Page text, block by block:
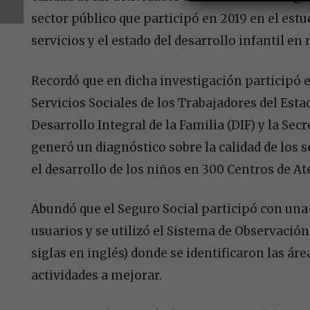
sector público que participó en 2019 en el
servicios y el estado del desarrollo infantil en
Recordó que en dicha investigación participó
Servicios Sociales de los Trabajadores del
Desarrollo Integral de la Familia (DIF) y la
generó un diagnóstico sobre la calidad de los
el desarrollo de los niños en 300 Centros de
Abundó que el Seguro Social participó con
usuarios y se utilizó el Sistema de
siglas en inglés) donde se identificaron las
actividades a mejorar.